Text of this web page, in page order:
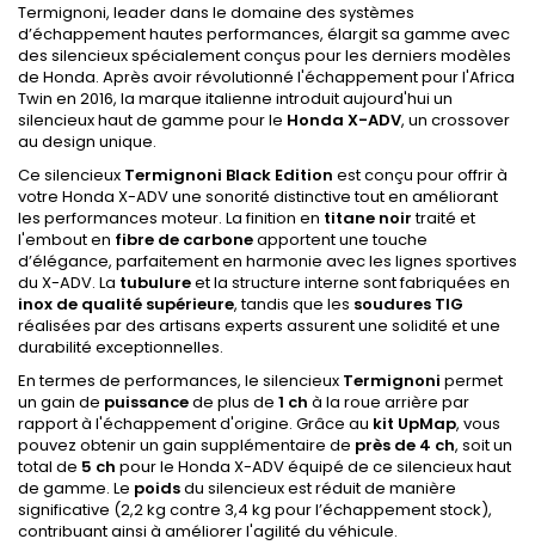
Termignoni, leader dans le domaine des systèmes
d’échappement hautes performances, élargit sa gamme avec
des silencieux spécialement conçus pour les derniers modèles
de Honda. Après avoir révolutionné l'échappement pour l'Africa
Twin en 2016, la marque italienne introduit aujourd'hui un
silencieux haut de gamme pour le Honda X-ADV, un crossover
au design unique.
Ce silencieux Termignoni Black Edition est conçu pour offrir à
votre Honda X-ADV une sonorité distinctive tout en améliorant
les performances moteur. La finition en titane noirtraité et
l'embout en fibre de carboneapportent une touche
d’élégance, parfaitement en harmonie avec les lignes sportives
du X-ADV. La tubulureet la structure interne sont fabriquées en
inox de qualité supérieure, tandis que les soudures TIG
réalisées par des artisans experts assurent une solidité et une
durabilité exceptionnelles.
En termes de performances, le silencieux Termignoni permet
un gain de puissancede plus de 1 ch à la roue arrière par
rapport à l'échappement d'origine. Grâce au kit UpMap, vous
pouvez obtenir un gain supplémentaire de près de 4 ch, soit un
total de 5 ch pour le Honda X-ADV équipé de ce silencieux haut
de gamme. Le poidsdu silencieux est réduit de manière
significative (2,2 kg contre 3,4 kg pour l’échappement stock),
contribuant ainsi à améliorer l'agilité du véhicule.